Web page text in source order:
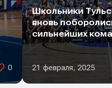
0
Школьники
вновь
сильнейших
21 февраля, 2025